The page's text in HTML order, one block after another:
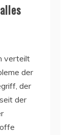
verteilt
der
der
der